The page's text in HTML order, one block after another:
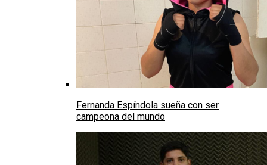
Fernanda Espíndola sueña con ser
campeona del mundo